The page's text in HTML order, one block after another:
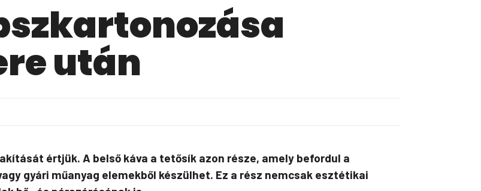
után
értjük. A belső káva a tetősík azon része, amely befordul a
gyári műanyag elemekből készülhet. Ez a rész nemcsak esztétikai